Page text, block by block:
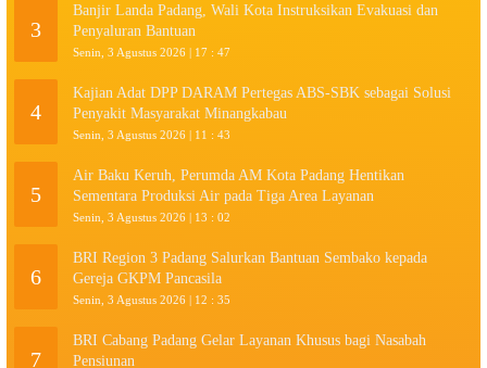
3
Banjir Landa Padang, Wali Kota Instruksikan Evakuasi dan
Penyaluran Bantuan
Senin, 3 Agustus 2026 | 17 : 47
4
Kajian Adat DPP DARAM Pertegas ABS-SBK sebagai Solusi
Penyakit Masyarakat Minangkabau
Senin, 3 Agustus 2026 | 11 : 43
5
Air Baku Keruh, Perumda AM Kota Padang Hentikan
Sementara Produksi Air pada Tiga Area Layanan
Senin, 3 Agustus 2026 | 13 : 02
6
BRI Region 3 Padang Salurkan Bantuan Sembako kepada
Gereja GKPM Pancasila
Senin, 3 Agustus 2026 | 12 : 35
7
BRI Cabang Padang Gelar Layanan Khusus bagi Nasabah
Pensiunan